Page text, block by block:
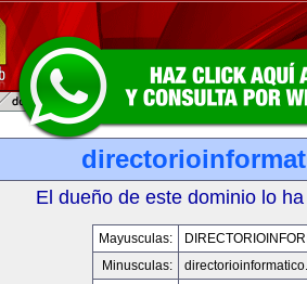
El dueño de este dominio lo
Mayusculas:
Minusculas: